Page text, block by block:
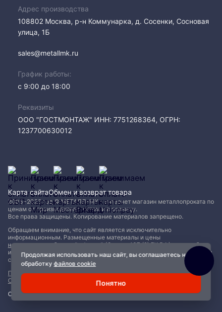
Продолжая использовать наш сайт, вы соглашаетесь на
обработкуфайлов cookie
Понятно
Адрес производства
108802​ Москва, р-н Коммунарка, д. Сосенки, Сосновая
улица, 1Б
sales@metallmk.ru
График работы:
с 9:00 до 18:00
Реквизиты
ООО "ГОСТМОНТАЖ" ИНН: 7751268364, ОГРН:
1237700630012
2005−2026 год © МЕТАЛЛ-МК - интернет магазин металлопроката по
ценам от производителя, оптом и в розницу.
Все права защищены. Копирование материалов запрещено.
Обращаем внимание, что сайт является исключительно
информационным. Размещенные материалы и цены
не являются публичной офертой (Статья 437 (2) ГК РФ)и могут быть
изменены без уведомления. Для уточнения наличия, характеристик и
стоимости материалов обращайтесь в офисы продаж.
Политика конфиденциальности|Пользовательское соглашение
Обработка файлов Cookie
Сделано с ❤️
Карта сайтаОбмен и возврат товара